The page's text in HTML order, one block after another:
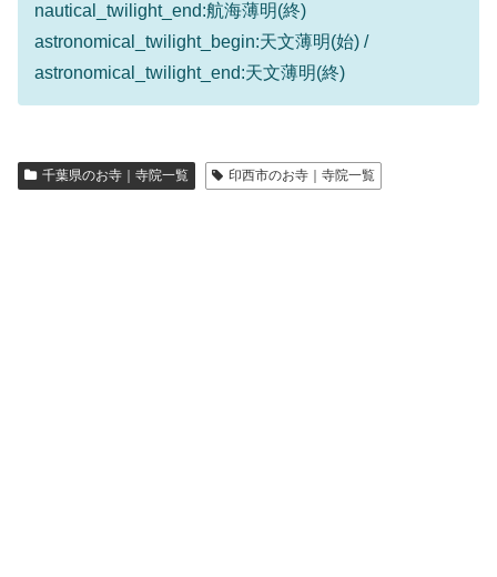
nautical_twilight_end:航海薄明(終)
astronomical_twilight_begin:天文薄明(始) /
astronomical_twilight_end:天文薄明(終)
千葉県のお寺｜寺院一覧 印西市のお寺｜寺院一覧